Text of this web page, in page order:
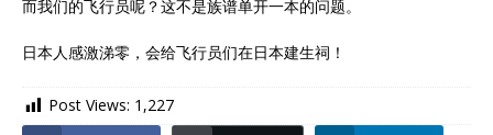
而我们的飞行员呢？这不是族谱单开一本的问题。
日本人感激涕零，会给飞行员们在日本建生祠！
Post Views: 1,227